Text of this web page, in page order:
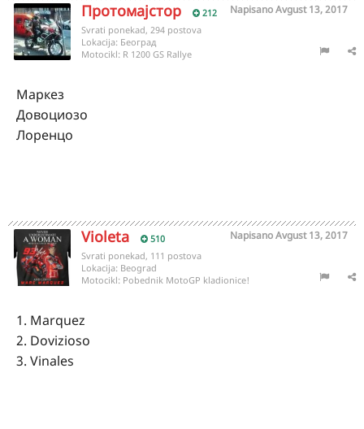
Протомајстор 212 NapisanoAvgust 13, 2017
Svrati ponekad, 294 postova
Lokacija: Београд
Motocikl: R 1200 GS Rallye
Маркез
Довоциозо
Лоренцо
Violeta 510 NapisanoAvgust 13, 2017
Svrati ponekad, 111 postova
Lokacija: Beograd
Motocikl: Pobednik MotoGP kladionice!
1. Marquez
2. Dovizioso
3. Vinales